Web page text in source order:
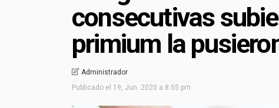
consecutivas
primium la
Administrador
Publicado el 19, Jun. 2020 a 8:55 pm